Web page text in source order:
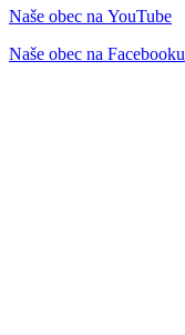
Naše obec na YouTube
Naše obec na Facebooku